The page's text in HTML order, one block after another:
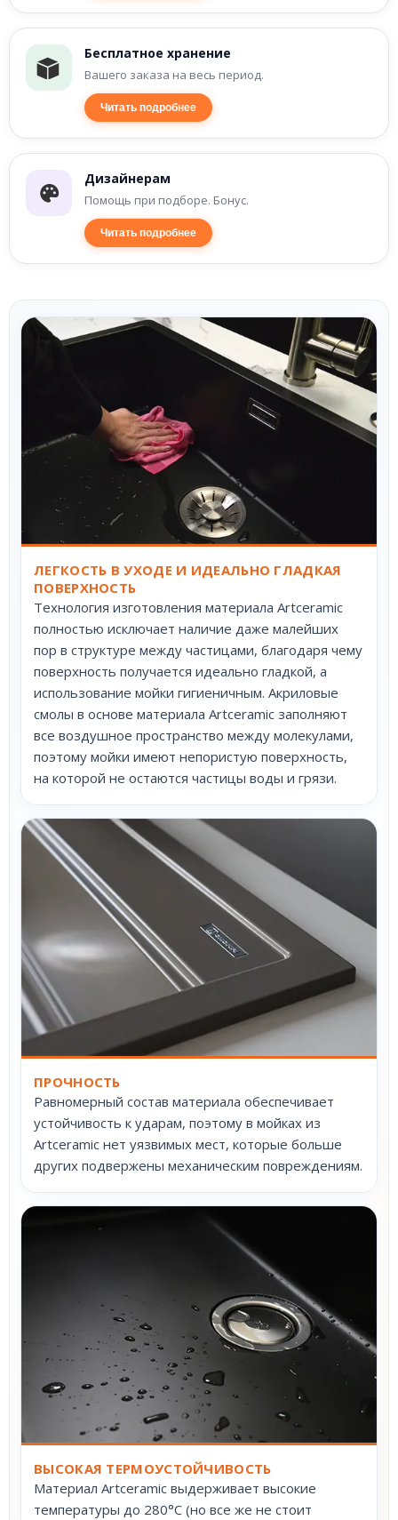
Бесплатное хранение
Вашего заказа на весь период.
Читать подробнее
Дизайнерам
Помощь при подборе. Бонус.
Читать подробнее
ЛЕГКОСТЬ В УХОДЕ И ИДЕАЛЬНО ГЛАДКАЯ
ПОВЕРХНОСТЬ
Технология изготовления материала Artceramic
полностью исключает наличие даже малейших
пор в структуре между частицами, благодаря чему
поверхность получается идеально гладкой, а
использование мойки гигиеничным. Акриловые
смолы в основе материала Artceramic заполняют
все воздушное пространство между молекулами,
поэтому мойки имеют непористую поверхность,
на которой не остаются частицы воды и грязи.
ПРОЧНОСТЬ
Равномерный состав материала обеспечивает
устойчивость к ударам, поэтому в мойках из
Artceramic нет уязвимых мест, которые больше
других подвержены механическим повреждениям.
ВЫСОКАЯ ТЕРМОУСТОЙЧИВОСТЬ
Материал Artceramic выдерживает высокие
температуры до 280°С (но все же не стоит